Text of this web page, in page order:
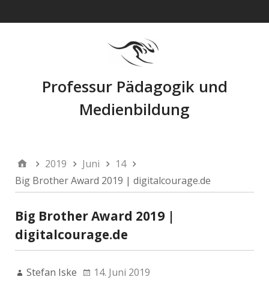
Professur Pädagogik und
Medienbildung
2019 Juni
14
Big Brother Award 2019 | digitalcourage.de
Big Brother Award 2019 |
digitalcourage.de
Stefan Iske 14. Juni 2019